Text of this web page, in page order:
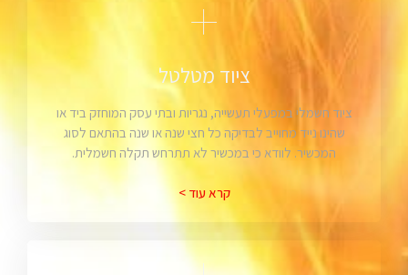
ציוד מטלטל
ציוד חשמלי במפעלי תעשייה, נגריות ובתי עסק המוחזק ביד או
שהינו נייד מחוייב לבדיקה כל חצי שנה או שנה בהתאם לסוג
המכשיר. לוודא כי במכשיר לא תתרחש תקלה חשמלית.
קרא עוד >